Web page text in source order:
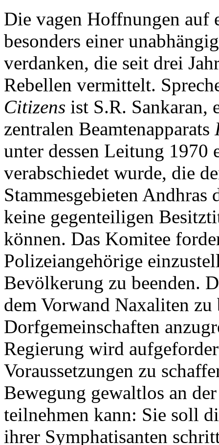
Die vagen Hoffnungen auf
besonders einer
verdanken, die seit drei
Rebellen vermittelt.
Citizens ist S.R. Sankaran,
zentralen Beamtenapparats
unter dessen Leitung 1970
verabschiedet wurde, die
Stammesgebieten Andhras
keine gegenteiligen
können. Das Komitee
Polizeiangehörige
Bevölkerung zu beenden.
dem Vorwand Naxaliten zu
Dorfgemeinschaften
Regierung wird
Voraussetzungen zu
Bewegung gewaltlos an
teilnehmen kann: Sie soll
ihrer Symphatisanten